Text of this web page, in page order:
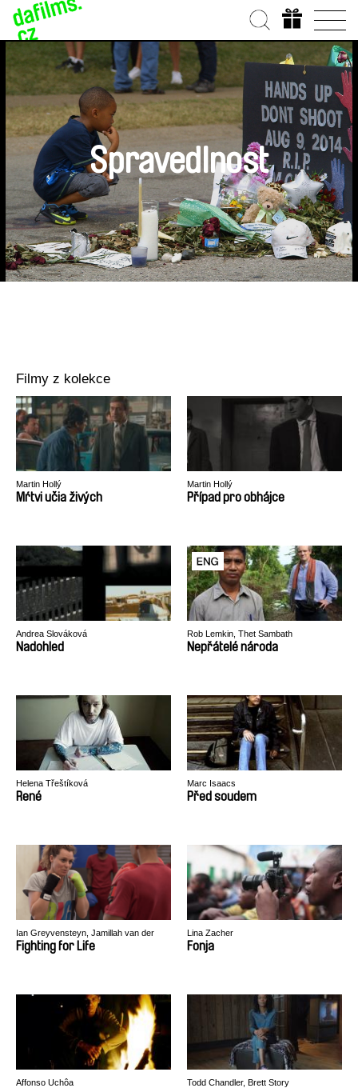
Spravedlnost
Filmy z kolekce
Martin Hollý
Mŕtvi učia živých
Martin Hollý
Případ pro obhájce
Andrea Slováková
Nadohled
Rob Lemkin, Thet Sambath
Nepřátelé národa
Helena Třeštíková
René
Marc Isaacs
Před soudem
Ian Greyvensteyn, Jamillah van der
Hulst
Fighting for Life
Lina Zacher
Fonja
Affonso Uchôa Todd Chandler, Brett Story